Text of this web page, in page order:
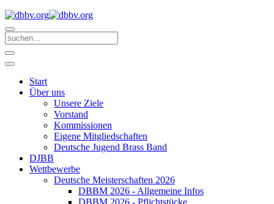
Start
Über uns
Unsere Ziele
Vorstand
Kommissionen
Eigene Mitgliedschaften
Deutsche Jugend Brass Band
DJBB
Wettbewerbe
Deutsche Meisterschaften 2026
DBBM 2026 - Allgemeine Infos
DBBM 2026 - Pflichtstücke